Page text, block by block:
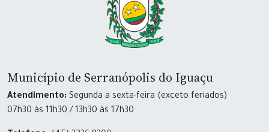
Município de Serranópolis do Iguaçu
Atendimento: Segunda a sexta-feira (exceto feriados)
07h30 às 11h30 / 13h30 às 17h30